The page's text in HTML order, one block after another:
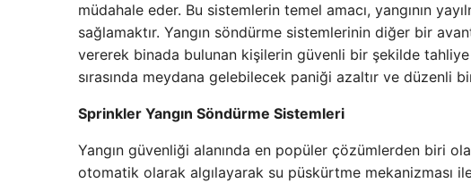
müdahale eder. Bu sistemlerin temel amacı, yangının
sağlamaktır. Yangın söndürme sistemlerinin diğer bir
vererek binada bulunan kişilerin güvenli bir şekilde tahliye
sırasında meydana gelebilecek paniği azaltır ve düzenli
Sprinkler Yangın Söndürme Sistemleri
Yangın güvenliği alanında en popüler çözümlerden biri
otomatik olarak algılayarak su püskürtme mekanizması